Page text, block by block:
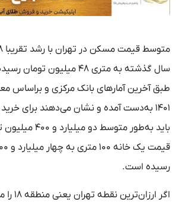
سال گذشته به متری ۴۸ میلیون
طبق آخرین آمارهای بانک مرکزی و براساس
باید به‌طور
رسیده است.
اگر